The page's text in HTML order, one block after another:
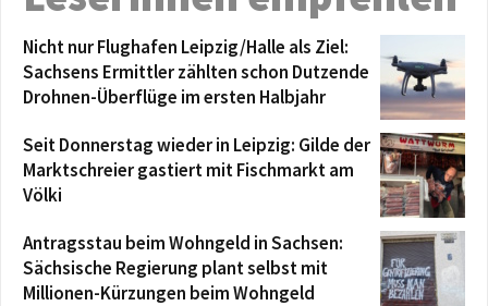
Nicht nur Flughafen Leipzig/Halle als Ziel:
Sachsens Ermittler zählten schon Dutzende
Drohnen-Überflüge im ersten Halbjahr
Seit Donnerstag wieder in Leipzig: Gilde der
Marktschreier gastiert mit Fischmarkt am
Völki
Antragsstau beim Wohngeld in Sachsen:
Sächsische Regierung plant selbst mit
Millionen-Kürzungen beim Wohngeld